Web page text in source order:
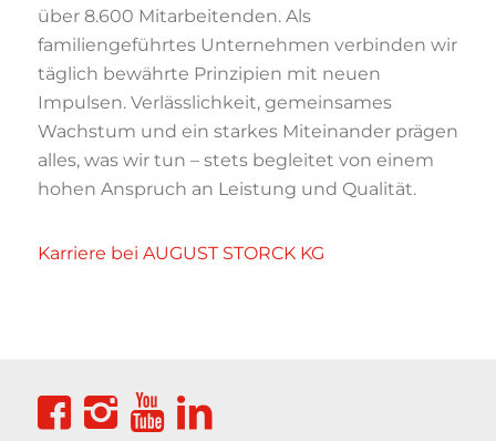
über 8.600 Mitarbeitenden. Als
familiengeführtes Unternehmen verbinden wir
täglich bewährte Prinzipien mit neuen
Impulsen. Verlässlichkeit, gemeinsames
Wachstum und ein starkes Miteinander prägen
alles, was wir tun – stets begleitet von einem
hohen Anspruch an Leistung und Qualität.
Karriere bei AUGUST STORCK KG